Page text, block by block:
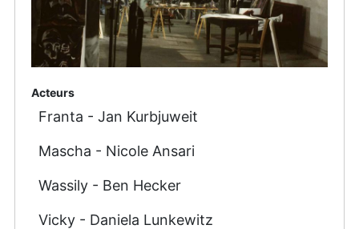
Acteurs
Franta - Jan Kurbjuweit
Mascha - Nicole Ansari
Wassily - Ben Hecker
Vicky - Daniela Lunkewitz